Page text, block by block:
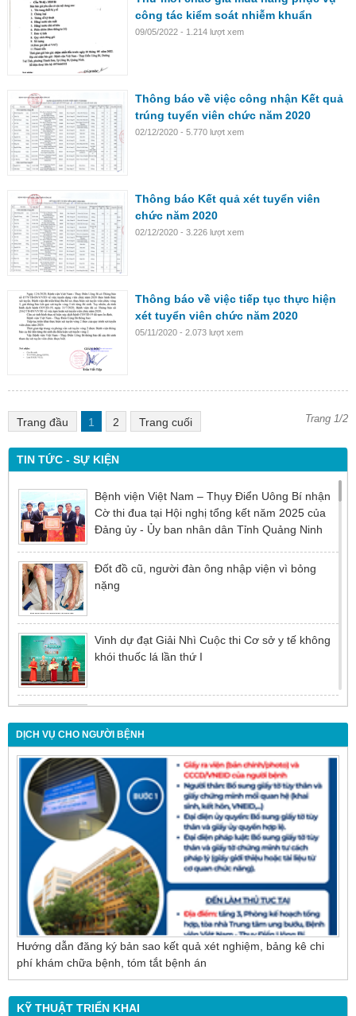
TIN TỨC - SỰ KIỆN
Bệnh viện Việt Nam – Thụy Điển Uông Bí nhận
Cờ thi đua tại Hội nghị tổng kết năm 2025 của
Đảng ủy - Ủy ban nhân dân Tỉnh Quảng Ninh
Đốt đồ cũ, người đàn ông nhập viện vì bỏng
nặng
Vinh dự đạt Giải Nhì Cuộc thi Cơ sở y tế không
khói thuốc lá lần thứ I
chậm trễ
Nội soi mật tụy ngược dòng – Giải pháp tối ưu
cho người bệnh sỏi ống mật chủ
DỊCH VỤ CHO NGƯỜI BỆNH
Hướng dẫn đăng ký bản sao kết quả xét nghiệm, bảng kê chi
phí khám chữa bệnh, tóm tắt bệnh án
KỸ THUẬT TRIỂN KHAI
công tác kiểm soát nhiễm khuẩn
09/05/2022 - 1.214 lượt xem
Thông báo về việc công nhận Kết quả
trúng tuyển viên chức năm 2020
02/12/2020 - 5.770 lượt xem
Thông báo Kết quả xét tuyển viên
chức năm 2020
02/12/2020 - 3.226 lượt xem
Thông báo về việc tiếp tục thực hiện
xét tuyển viên chức năm 2020
05/11/2020 - 2.073 lượt xem
Trang đầu 1 2 Trang cuối Trang 1/2